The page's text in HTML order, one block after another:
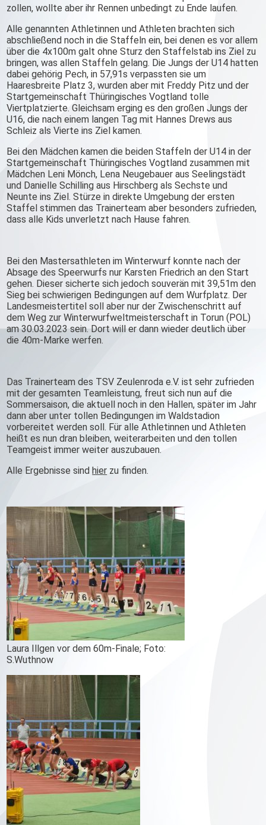
zollen, wollte aber ihr Rennen unbedingt zu Ende laufen.
Alle genannten Athletinnen und Athleten brachten sich
abschließend noch in die Staffeln ein, bei denen es vor allem
über die 4x100m galt ohne Sturz den Staffelstab ins Ziel zu
bringen, was allen Staffeln gelang. Die Jungs der U14 hatten
dabei gehörig Pech, in 57,91s verpassten sie um
Haaresbreite Platz 3, wurden aber mit Freddy Pitz und der
Startgemeinschaft Thüringisches Vogtland tolle
Viertplatzierte. Gleichsam erging es den großen Jungs der
U16, die nach einem langen Tag mit Hannes Drews aus
Schleiz als Vierte ins Ziel kamen.
Bei den Mädchen kamen die beiden Staffeln der U14 in der
Startgemeinschaft Thüringisches Vogtland zusammen mit
Mädchen Leni Mönch, Lena Neugebauer aus Seelingstädt
und Danielle Schilling aus Hirschberg als Sechste und
Neunte ins Ziel. Stürze in direkte Umgebung der ersten
Staffel stimmen das Trainerteam aber besonders zufrieden,
dass alle Kids unverletzt nach Hause fahren.
Bei den Mastersathleten im Winterwurf konnte nach der
Absage des Speerwurfs nur Karsten Friedrich an den Start
gehen. Dieser sicherte sich jedoch souverän mit 39,51m den
Sieg bei schwierigen Bedingungen auf dem Wurfplatz. Der
Landesmeistertitel soll aber nur der Zwischenschritt auf
dem Weg zur Winterwurfweltmeisterschaft in Torun (POL)
am 30.03.2023 sein. Dort will er dann wieder deutlich über
die 40m-Marke werfen.
Das Trainerteam des TSV Zeulenroda e.V. ist sehr zufrieden
mit der gesamten Teamleistung, freut sich nun auf die
Sommersaison, die aktuell noch in den Hallen, später im Jahr
dann aber unter tollen Bedingungen im Waldstadion
vorbereitet werden soll. Für alle Athletinnen und Athleten
heißt es nun dran bleiben, weiterarbeiten und den tollen
Teamgeist immer weiter auszubauen.
Alle Ergebnisse sindhier zu finden.
Laura Illgen vor dem 60m-Finale; Foto:
S.Wuthnow